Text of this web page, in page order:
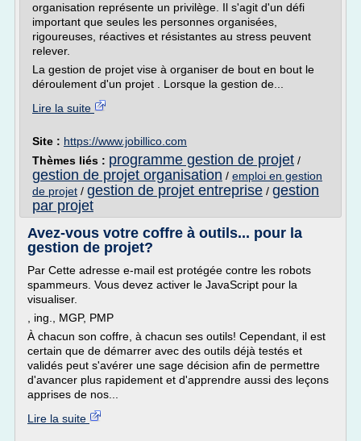
organisation représente un privilège. Il s'agit d'un défi
important que seules les personnes organisées,
rigoureuses, réactives et résistantes au stress peuvent
relever.
La gestion de projet vise à organiser de bout en bout le
déroulement d'un projet . Lorsque la gestion de...
Lire la suite
Site : https://www.jobillico.com
Thèmes liés : programme gestion de projet /
gestion de projet organisation / emploi en gestion
de projet / gestion de projet entreprise / gestion
par projet
Avez-vous votre coffre à outils... pour la
gestion de projet?
Par Cette adresse e-mail est protégée contre les robots
spammeurs. Vous devez activer le JavaScript pour la
visualiser.
, ing., MGP, PMP
À chacun son coffre, à chacun ses outils! Cependant, il est
certain que de démarrer avec des outils déjà testés et
validés peut s'avérer une sage décision afin de permettre
d'avancer plus rapidement et d'apprendre aussi des leçons
apprises de nos...
Lire la suite